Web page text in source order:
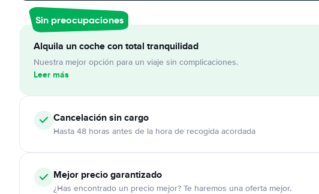
Sin preocupaciones
Alquila un coche con total tranquilidad
Nuestra mejor opción para un viaje sin complicaciones.
Leer más
Cancelaciónsin cargo
Hasta 48 horas antes de la hora de recogida acordada
Mejor precio garantizado
¿Has encontrado un precio mejor? Te haremos una oferta mejor.